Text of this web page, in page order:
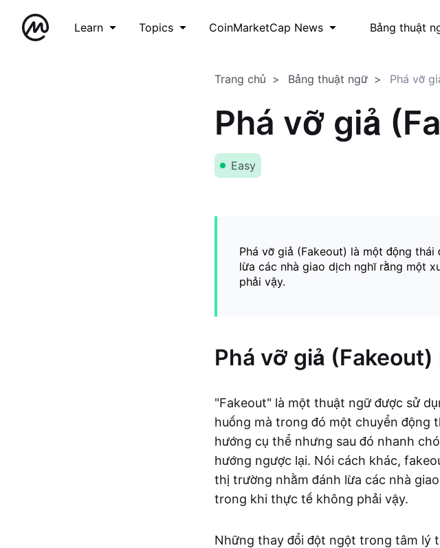
Learn Topics CoinMarketCap News Bảng thuật
Trang chủ Bảng thuật ngữ Phá vỡ
Phá vỡ giả
Easy
Phá vỡ giả (Fakeout) là một động
lừa các nhà giao dịch nghĩ rằng một
phải vậy.
Phá vỡ giả (Fakeout)
"Fakeout" là một thuật ngữ được sử
huống mà trong đó một chuyển động
hướng cụ thể nhưng sau đó nhanh
hướng ngược lại. Nói cách khác,
thị trường nhằm đánh lừa các nhà
trong khi thực tế không phải vậy.
Những thay đổi đột ngột trong tâm lý